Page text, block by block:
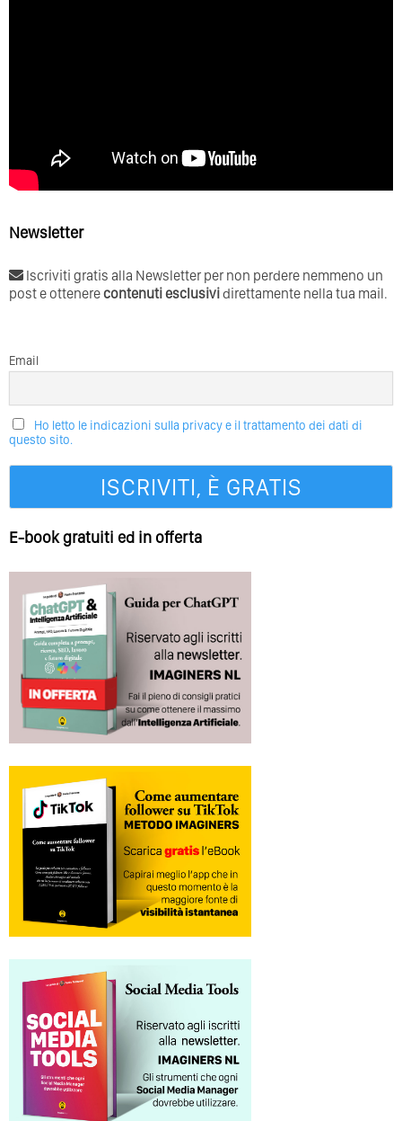
Newsletter
Iscriviti gratis alla Newsletter per non perdere nemmeno un
post e ottenerecontenuti esclusividirettamente nella tua mail.
Email
Ho letto le indicazioni sulla privacy e il trattamento dei dati di
questo sito.
E-book gratuiti ed in offerta